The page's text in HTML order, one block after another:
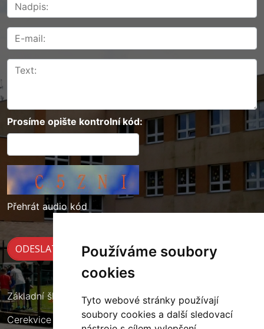
Používáme soubory
cookies
Tyto webové stránky používají
soubory cookies a další sledovací
Prosíme opište kontrolní kód:
Přehrát audio kód
Základní škola Cerekvice nad Loučnou
Cerekvice nad Loučnou 135